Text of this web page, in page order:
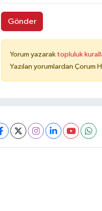
Gönder
Yorum yazarak topluluk
Yazılan yorumlardan